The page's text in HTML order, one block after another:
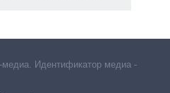
Идентификатор медиа –